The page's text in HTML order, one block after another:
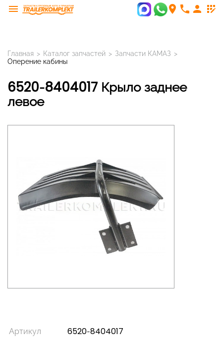
menu room phone person app_registration
Главная > Каталог запчастей > Запчасти КАМАЗ >
Оперение кабины
6520-8404017 Крыло заднее
левое
Артикул 6520-8404017